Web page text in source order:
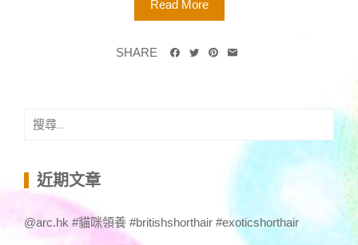
Read More
SHARE
搜
鍵 近期文章
@arc.hk #貓咪領養 #britishshorthair #exoticshorthair